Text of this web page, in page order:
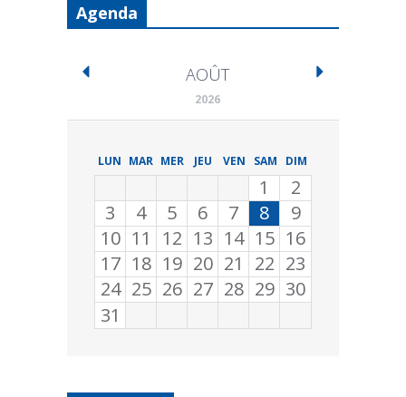
Agenda
AOÛT
2026
LUN MAR MER JEU VEN SAM DIM
1
2
3
4 5 6 7 8
9
10 11 12 13 14 15 16
17 18 19 20 21 22 23
24 25 26 27 28 29 30
31